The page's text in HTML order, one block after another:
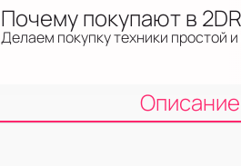
Почему покупают в
Делаем покупку техники простой
Описание